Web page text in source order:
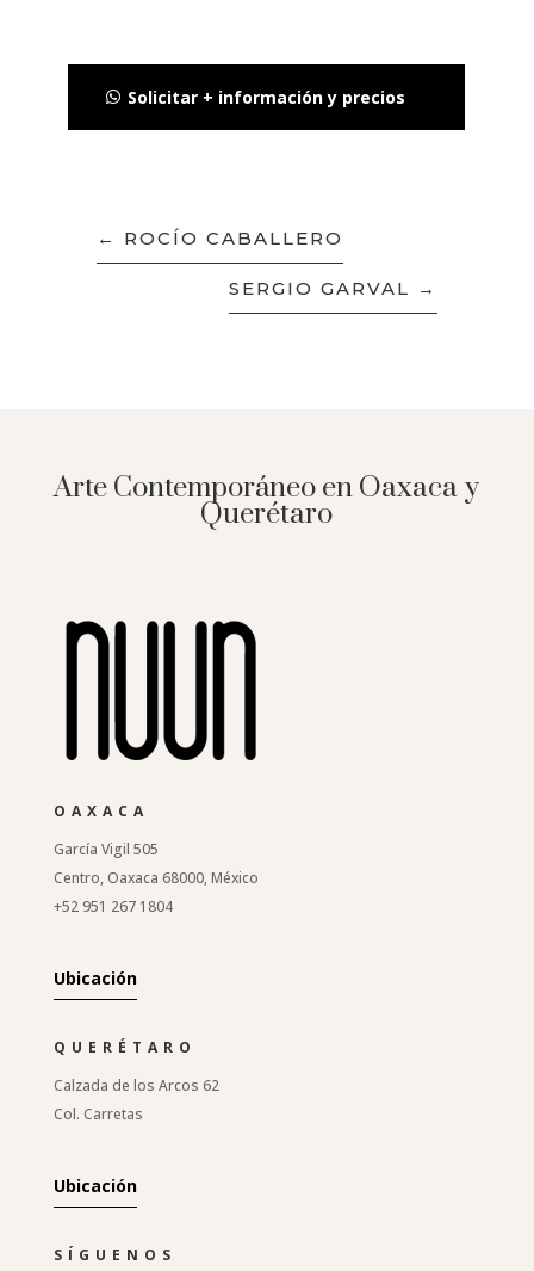
Solicitar + información y precios
← ROCÍO CABALLERO
SERGIO GARVAL →
Arte Contemporáneo en Oaxaca y
Querétaro
OAXACA
García Vigil 505
Centro, Oaxaca 68000, México
+52 951 267 1804
Ubicación
QUERÉTARO
Calzada de los Arcos 62
Col. Carretas
Ubicación
SÍGUENOS